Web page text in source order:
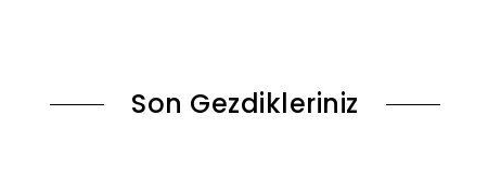
Son Gezdikleriniz